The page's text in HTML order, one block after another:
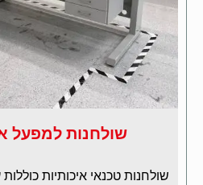
שולחנות למפעל
שולחנות טכנאי איכותיות